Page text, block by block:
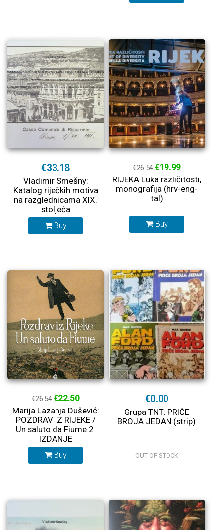
€33.18
Vladimir Smešny:
Katalog riječkih motiva
na razglednicama XIX.
stoljeća
Buy
€26.54€19.99
RIJEKA Luka različitosti,
monografija (hrv-eng-
tal)
Buy
€26.54€22.50
Marija Lazanja Dušević:
POZDRAV IZ RIJEKE /
Un saluto da Fiume 2.
IZDANJE
Buy
€0.00
Grupa TNT: PRIČE
BROJA JEDAN (strip)
OUT OF STOCK